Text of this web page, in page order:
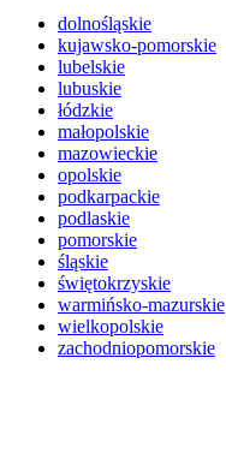
dolnośląskie
kujawsko-pomorskie
lubelskie
lubuskie
łódzkie
małopolskie
mazowieckie
opolskie
podkarpackie
podlaskie
pomorskie
śląskie
świętokrzyskie
warmińsko-mazurskie
wielkopolskie
zachodniopomorskie